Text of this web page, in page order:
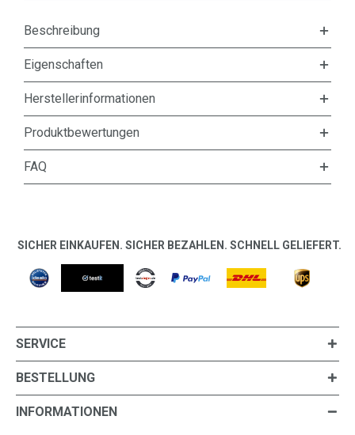
Beschreibung
Eigenschaften
Herstellerinformationen
Produktbewertungen
FAQ
SICHER EINKAUFEN. SICHER BEZAHLEN. SCHNELL GELIEFERT.
SERVICE
BESTELLUNG
INFORMATIONEN